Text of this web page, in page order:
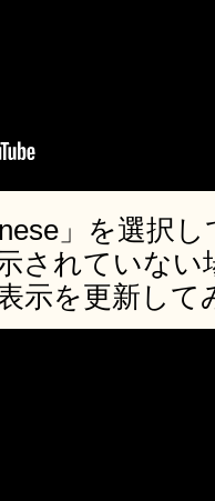
」を選択
されていない
示を更新して